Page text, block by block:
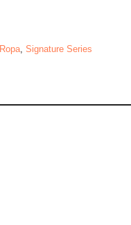
Ropa, Signature Series